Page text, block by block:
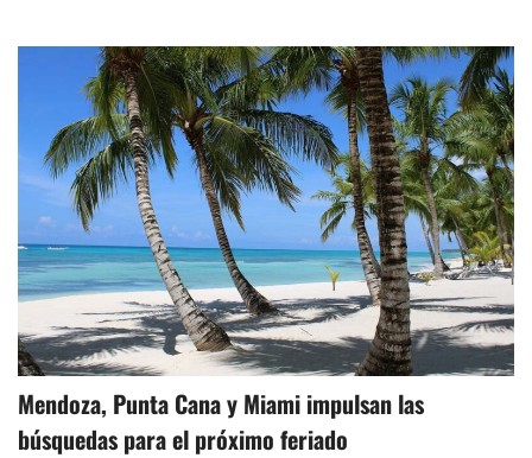
Mendoza, Punta Cana y Miami impulsan las
búsquedas para el próximo feriado